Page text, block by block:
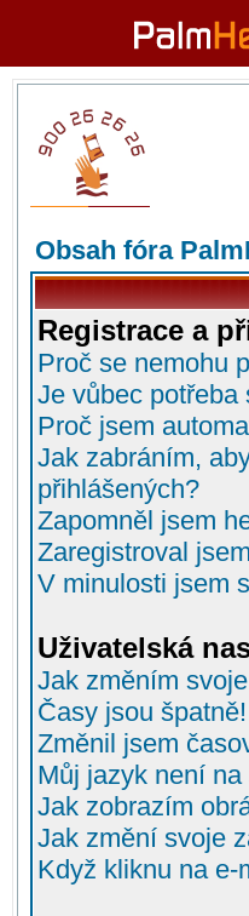
Obsah fóra
Registrace a
Proč se nemohu
Je vůbec potřeba
Proč jsem
Jak zabráním,
přihlášených?
Zapomněl jsem
Zaregistroval
V minulosti jsem
Uživatelská
Jak změním
Časy jsou špatně!
Změnil jsem
Můj jazyk není na
Jak zobrazím
Jak změní svoje
Když kliknu na e-